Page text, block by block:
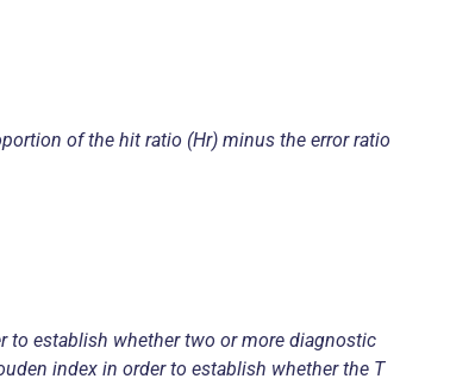
of the hit ratio (Hr) minus the error ratio
to establish whether two or more diagnostic
index in order to establish whether the T